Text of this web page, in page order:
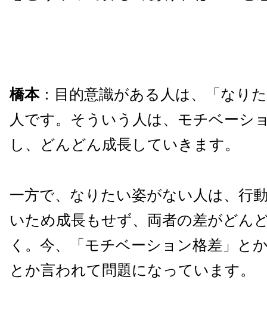
橋本：目的意識がある人は、「なり
人です。そういう人は、モチベーシ
し、どんどん成長していきます。
一方で、なりたい姿がない人は、行
いため成長もせず、両者の差がどん
く。今、「モチベーション格差」と
とか言われて問題になっています。